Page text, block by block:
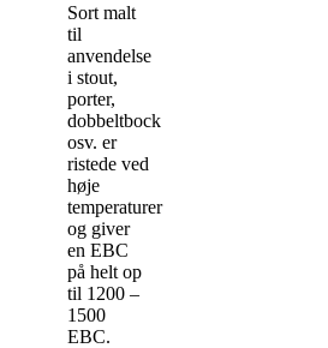
Sort malt
til
anvendelse
i stout,
porter,
dobbeltbock
osv. er
ristede ved
høje
temperaturer
og giver
en EBC
på helt op
til 1200 –
1500
EBC.